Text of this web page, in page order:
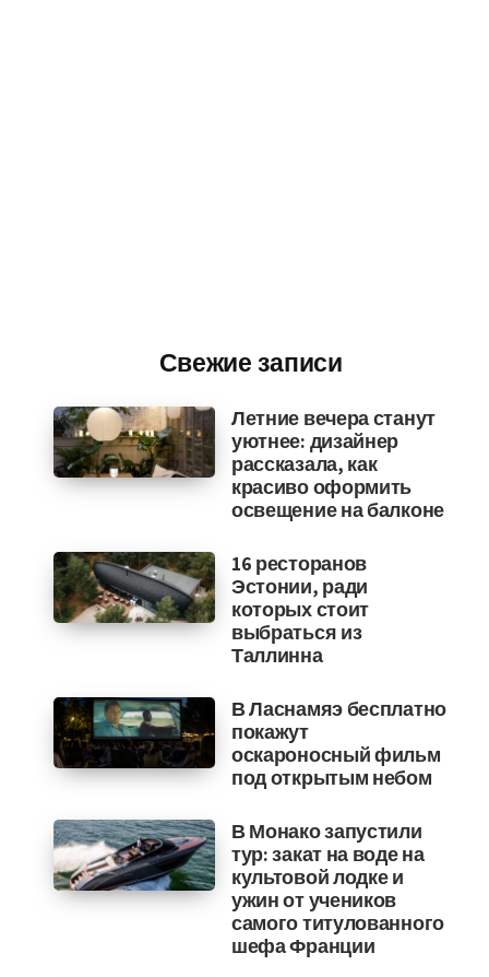
Свежие записи
Летние вечера станут
уютнее: дизайнер
рассказала, как
красиво оформить
освещение на балконе
16 ресторанов
Эстонии, ради
которых стоит
выбраться из
Таллинна
В Ласнамяэ бесплатно
покажут
оскароносный фильм
под открытым небом
В Монако запустили
тур: закат на воде на
культовой лодке и
ужин от учеников
самого титулованного
шефа Франции